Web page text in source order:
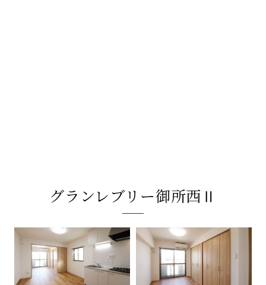
グランレブリー御所西Ⅱ